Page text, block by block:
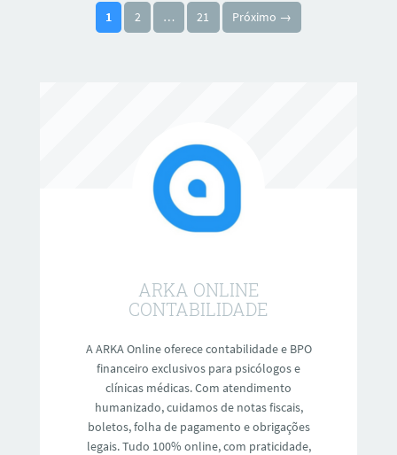
governo — dias, semanas ou até um mês depois. Esse
Paginação de posts
1 2 … 21 Próximo →
ARKA ONLINE
CONTABILIDADE
A ARKA Online oferece contabilidade e BPO
financeiro exclusivos para psicólogos e
clínicas médicas. Com atendimento
humanizado, cuidamos de notas fiscais,
boletos, folha de pagamento e obrigações
legais. Tudo 100% online, com praticidade,